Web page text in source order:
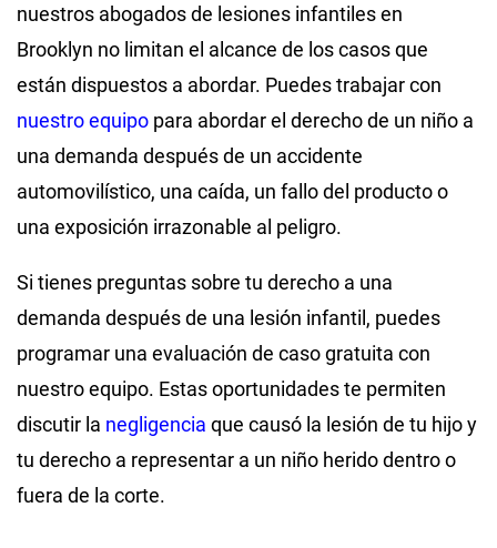
nuestros abogados de lesiones infantiles en
Brooklyn no limitan el alcance de los casos que
están dispuestos a abordar. Puedes trabajar con
nuestro equipo para abordar el derecho de un niño a
una demanda después de un accidente
automovilístico, una caída, un fallo del producto o
una exposición irrazonable al peligro.
Si tienes preguntas sobre tu derecho a una
demanda después de una lesión infantil, puedes
programar una evaluación de caso gratuita con
nuestro equipo. Estas oportunidades te permiten
discutir la negligencia que causó la lesión de tu hijo y
tu derecho a representar a un niño herido dentro o
fuera de la corte.